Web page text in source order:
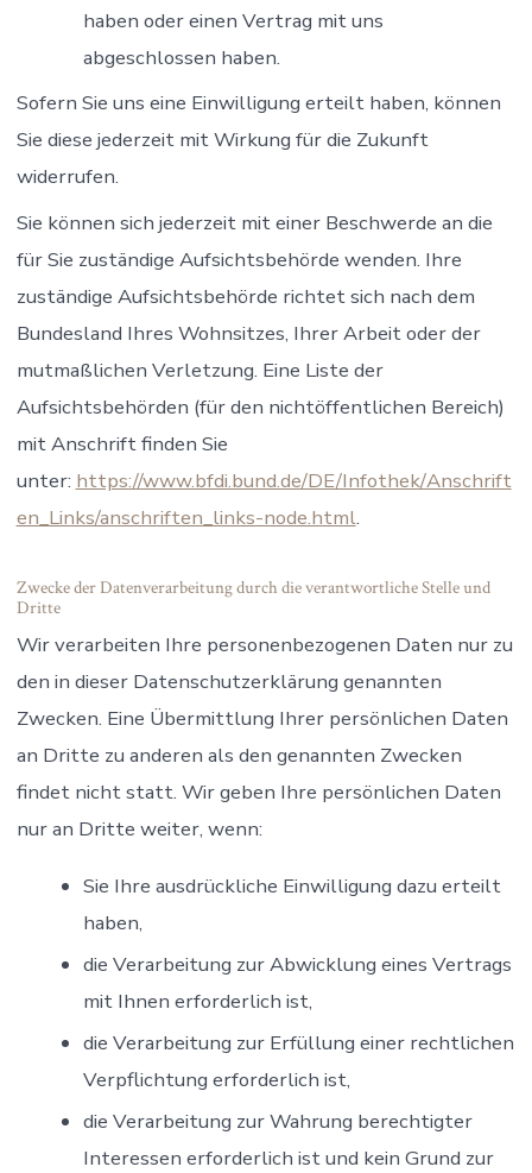
haben oder einen Vertrag mit uns
abgeschlossen haben.
Sofern Sie uns eine Einwilligung erteilt haben, können
Sie diese jederzeit mit Wirkung für die Zukunft
widerrufen.
Sie können sich jederzeit mit einer Beschwerde an die
für Sie zuständige Aufsichtsbehörde wenden. Ihre
zuständige Aufsichtsbehörde richtet sich nach dem
Bundesland Ihres Wohnsitzes, Ihrer Arbeit oder der
mutmaßlichen Verletzung. Eine Liste der
Aufsichtsbehörden (für den nichtöffentlichen Bereich)
mit Anschrift finden Sie
unter: https://www.bfdi.bund.de/DE/Infothek/Anschrift
en_Links/anschriften_links-node.html.
Zwecke der Datenverarbeitung durch die verantwortliche Stelle und
Dritte
Wir verarbeiten Ihre personenbezogenen Daten nur zu
den in dieser Datenschutzerklärung genannten
Zwecken. Eine Übermittlung Ihrer persönlichen Daten
an Dritte zu anderen als den genannten Zwecken
findet nicht statt. Wir geben Ihre persönlichen Daten
nur an Dritte weiter, wenn:
Sie Ihre ausdrückliche Einwilligung dazu erteilt
haben,
die Verarbeitung zur Abwicklung eines Vertrags
mit Ihnen erforderlich ist,
die Verarbeitung zur Erfüllung einer rechtlichen
Verpflichtung erforderlich ist,
die Verarbeitung zur Wahrung berechtigter
Interessen erforderlich ist und kein Grund zur